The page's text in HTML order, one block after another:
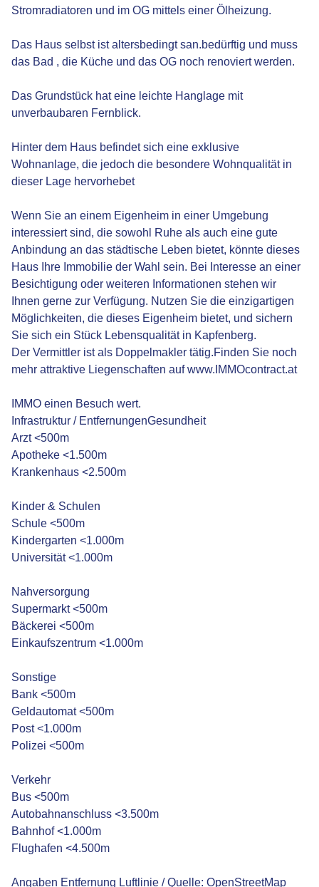
Stromradiatoren und im OG mittels einer Ölheizung.
Das Haus selbst ist altersbedingt san.bedürftig und muss
das Bad , die Küche und das OG noch renoviert werden.
Das Grundstück hat eine leichte Hanglage mit
unverbaubaren Fernblick.
Hinter dem Haus befindet sich eine exklusive
Wohnanlage, die jedoch die besondere Wohnqualität in
dieser Lage hervorhebet
Wenn Sie an einem Eigenheim in einer Umgebung
interessiert sind, die sowohl Ruhe als auch eine gute
Anbindung an das städtische Leben bietet, könnte dieses
Haus Ihre Immobilie der Wahl sein. Bei Interesse an einer
Besichtigung oder weiteren Informationen stehen wir
Ihnen gerne zur Verfügung. Nutzen Sie die einzigartigen
Möglichkeiten, die dieses Eigenheim bietet, und sichern
Sie sich ein Stück Lebensqualität in Kapfenberg.
Der Vermittler ist als Doppelmakler tätig.Finden Sie noch
mehr attraktive Liegenschaften auf www.IMMOcontract.at
IMMO einen Besuch wert.
Infrastruktur / EntfernungenGesundheit
Arzt <500m
Apotheke <1.500m
Krankenhaus <2.500m
Kinder & Schulen
Schule <500m
Kindergarten <1.000m
Universität <1.000m
Nahversorgung
Supermarkt <500m
Bäckerei <500m
Einkaufszentrum <1.000m
Sonstige
Bank <500m
Geldautomat <500m
Post <1.000m
Polizei <500m
Verkehr
Bus <500m
Autobahnanschluss <3.500m
Bahnhof <1.000m
Flughafen <4.500m
Angaben Entfernung Luftlinie / Quelle: OpenStreetMap